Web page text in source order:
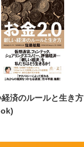
済のルールと生き方